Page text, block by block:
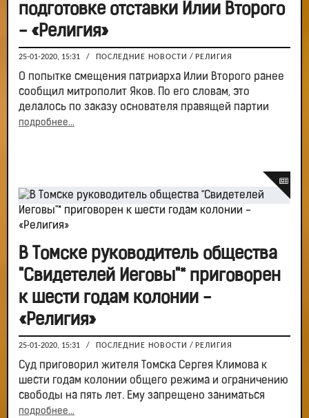
подготовке отставки Илии Второго
- «Религия»
25-01-2020, 15:31 / ПОСЛЕДНИЕ НОВОСТИ / РЕЛИГИЯ
О попытке смещения патриарха Илии Второго ранее
сообщил митрополит Яков. По его словам, это
делалось по заказу основателя правящей партии
подробнее...
В Томске руководитель общества
"Свидетелей Иеговы"* приговорен
к шести годам колонии -
«Религия»
25-01-2020, 15:31 / ПОСЛЕДНИЕ НОВОСТИ / РЕЛИГИЯ
Суд приговорил жителя Томска Сергея Климова к
шести годам колонии общего режима и ограничению
свободы на пять лет. Ему запрещено заниматься
подробнее...